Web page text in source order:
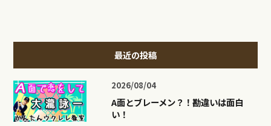
最近の投稿
2026/08/04
A面とブレーメン？！勘違いは面白
い！